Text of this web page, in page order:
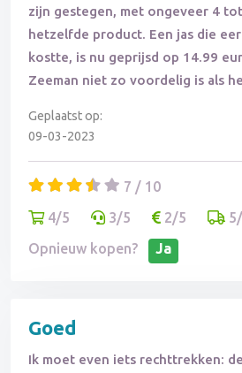
zijn gestegen, met ongeveer 4
hetzelfde product. Een jas die
kostte, is nu geprijsd op 14.99
Zeeman niet zo voordelig is als
Geplaatst op:
09-03-2023
7 / 10
4/5
3/5 2/5
Opnieuw kopen?
Ja
Goed
Ik moet even iets rechttrekken: